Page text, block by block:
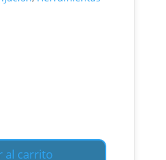
al carrito